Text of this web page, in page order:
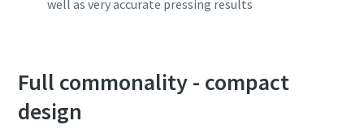
Alle anzeigen
Tage im Jahr?
Zugang zu Webshop anfragen
bei Atlas Copco
Ansehen
well as very accurate pressing results
Full commonality - compact
design